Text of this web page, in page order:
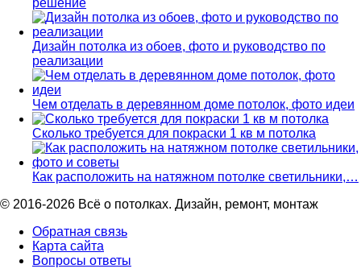
Дизайн потолка из обоев, фото и руководство по
реализации
Чем отделать в деревянном доме потолок, фото идеи
Сколько требуется для покраски 1 кв м потолка
Как расположить на натяжном потолке светильники,…
© 2016-2026 Всё о потолках. Дизайн, ремонт, монтаж
Обратная связь
Карта сайта
Вопросы ответы